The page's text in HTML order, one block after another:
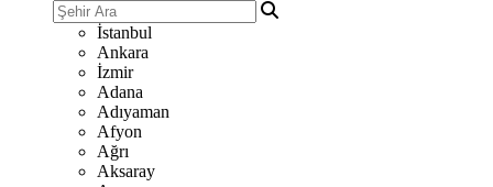
İstanbul
Ankara
İzmir
Adana
Adıyaman
Afyon
Ağrı
Aksaray